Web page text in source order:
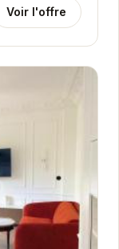
Voir l'offre